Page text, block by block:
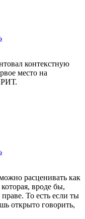
контекстную
место на
расценивать как
вроде бы,
То есть если ты
открыто говорить,